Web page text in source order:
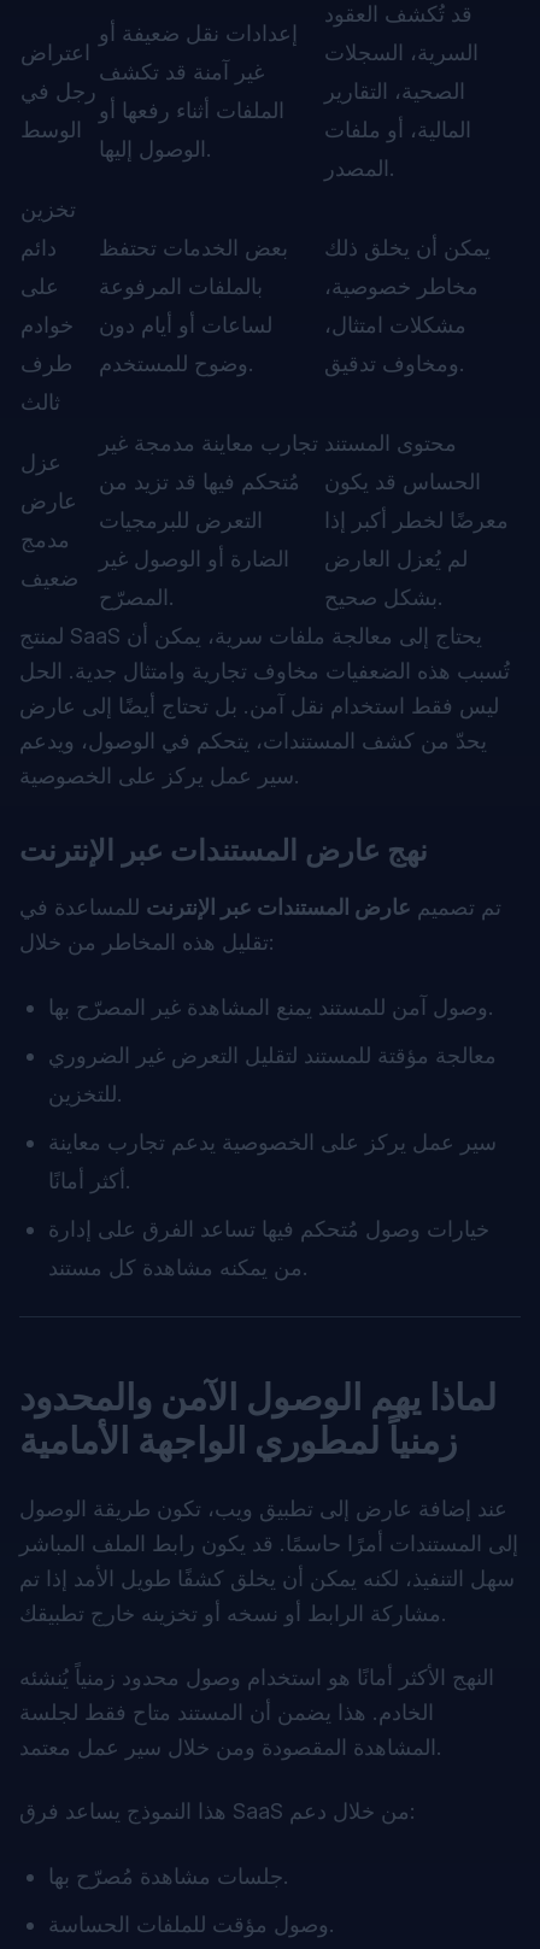
اعتراض
رجل في
الوسط
إعدادات نقل ضعيفة أو
غير آمنة قد تكشف
الملفات أثناء رفعها أو
الوصول إليها.
قد تُكشف العقود
السرية، السجلات
الصحية، التقارير
المالية، أو ملفات
المصدر.
تخزين
دائم
على
خوادم
طرف
ثالث
بعض الخدمات تحتفظ
بالملفات المرفوعة
لساعات أو أيام دون
وضوح للمستخدم.
يمكن أن يخلق ذلك
مخاطر خصوصية،
مشكلات امتثال،
ومخاوف تدقيق.
عزل
عارض
مدمج
ضعيف
تجارب معاينة مدمجة غير
مُتحكم فيها قد تزيد من
التعرض للبرمجيات
الضارة أو الوصول غير
المصرّح.
محتوى المستند
الحساس قد يكون
معرضًا لخطر أكبر إذا
لم يُعزل العارض
بشكل صحيح.
لمنتج SaaS يحتاج إلى معالجة ملفات سرية، يمكن أن
تُسبب هذه الضعفيات مخاوف تجارية وامتثال جدية. الحل
ليس فقط استخدام نقل آمن. بل تحتاج أيضًا إلى عارض
يحدّ من كشف المستندات، يتحكم في الوصول، ويدعم
سير عمل يركز على الخصوصية.
نهج عارض المستندات عبر الإنترنت
تم تصميم عارض المستندات عبر الإنترنت للمساعدة في
تقليل هذه المخاطر من خلال:
وصول آمن للمستند يمنع المشاهدة غير المصرّح بها.
معالجة مؤقتة للمستند لتقليل التعرض غير الضروري
للتخزين.
سير عمل يركز على الخصوصية يدعم تجارب معاينة
أكثر أمانًا.
خيارات وصول مُتحكم فيها تساعد الفرق على إدارة
من يمكنه مشاهدة كل مستند.
لماذا يهم الوصول الآمن والمحدود
زمنياً لمطوري الواجهة الأمامية
عند إضافة عارض إلى تطبيق ويب، تكون طريقة الوصول
إلى المستندات أمرًا حاسمًا. قد يكون رابط الملف المباشر
سهل التنفيذ، لكنه يمكن أن يخلق كشفًا طويل الأمد إذا تم
مشاركة الرابط أو نسخه أو تخزينه خارج تطبيقك.
النهج الأكثر أمانًا هو استخدام وصول محدود زمنياً يُنشئه
الخادم. هذا يضمن أن المستند متاح فقط لجلسة
المشاهدة المقصودة ومن خلال سير عمل معتمد.
هذا النموذج يساعد فرق SaaS من خلال دعم:
جلسات مشاهدة مُصرّح بها.
وصول مؤقت للملفات الحساسة.